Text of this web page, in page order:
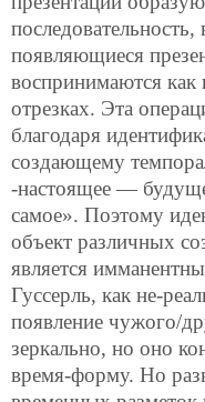
появляющиеся
воспринимаются
отрезках. Эта
благодаря
создающему
-настоящее —
самое». Поэтому
объект различных
является
Гуссерль, как не-
появление чужого/
зеркально, но оно
время-форму. Но